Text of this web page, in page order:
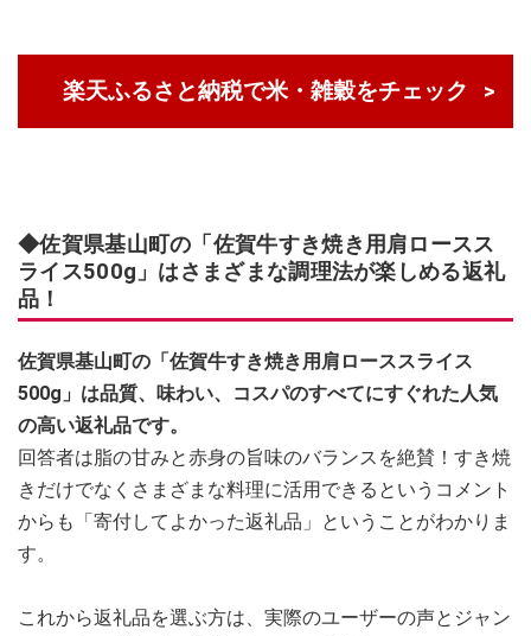
楽天ふるさと納税で米・雑穀をチェック
◆佐賀県基山町の「佐賀牛すき焼き用肩ロースス
ライス500g」はさまざまな調理法が楽しめる返礼
品！
佐賀県基山町の「佐賀牛すき焼き用肩ローススライス
500g」は品質、味わい、コスパのすべてにすぐれた人気
の高い返礼品です。
回答者は脂の甘みと赤身の旨味のバランスを絶賛！すき焼
きだけでなくさまざまな料理に活用できるというコメント
からも「寄付してよかった返礼品」ということがわかりま
す。
これから返礼品を選ぶ方は、実際のユーザーの声とジャン